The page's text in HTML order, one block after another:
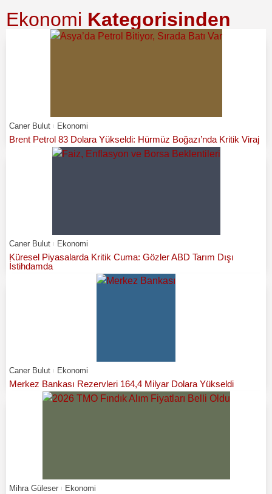
Ekonomi Kategorisinden
Caner Bulut Ekonomi
Brent Petrol 83 Dolara Yükseldi: Hürmüz Boğazı’nda Kritik Viraj
Caner Bulut Ekonomi
Küresel Piyasalarda Kritik Cuma: Gözler ABD Tarım Dışı
İstihdamda
Caner Bulut Ekonomi
Merkez Bankası Rezervleri 164,4 Milyar Dolara Yükseldi
Mihra Güleser Ekonomi